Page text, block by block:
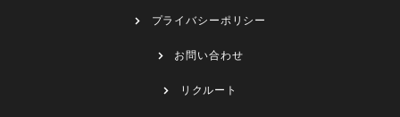
プライバシーポリシー
お問い合わせ
リクルート